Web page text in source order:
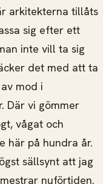
arkitekterna tillåts
sig efter ett
inte vill ta sig
det med att ta
mod i
Där vi gömmer
vågat och
här på hundra år.
sällsynt att jag
nuförtiden.